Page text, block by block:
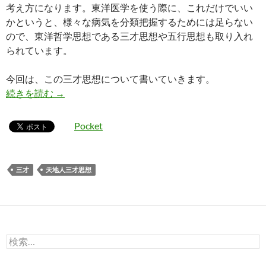
考え方になります。東洋医学を使う際に、これだけでいい
かというと、様々な病気を分類把握するためには足らない
ので、東洋哲学思想である三才思想や五行思想も取り入れ
られています。
今回は、この三才思想について書いていきます。
続きを読む 天地人三才思想とは
→
Pocket
三才 天地人三才思想
検
索: